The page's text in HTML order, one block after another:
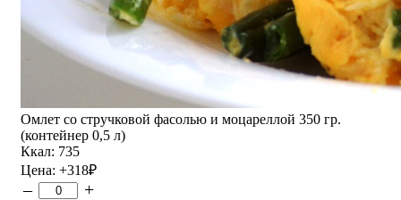
Омлет со стручковой фасолью и моцареллой 350 гр.
(контейнер 0,5 л)
Ккал: 735
Цена: +318₽
– +